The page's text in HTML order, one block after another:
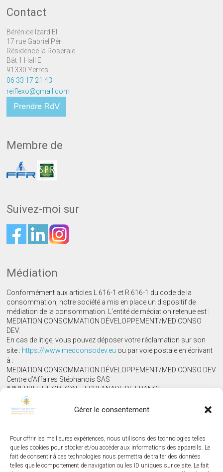
Gérer le consentement
Pour offrir les meilleures expériences, nous utilisons des technologies telles
que les cookies pour stocker et/ou accéder aux informations des appareils. Le
fait de consentir à ces technologies nous permettra de traiter des données
telles que le comportement de navigation ou les ID uniques sur ce site. Le fait
Contact
Bérénice Izard EI
17 rue Gabriel Péri
Résidence la Roseraie
Bât 1 Hall E
91330 Yerres
06 33 17 21 43
reiflexo@gmail.com
Membre de
Suivez-moi sur
Médiation
Conformément aux articles L.616-1 et R.616-1 du code de la
consommation, notre société a mis en place un dispositif de
médiation de la consommation. L’entité de médiation retenue est :
MEDIATION CONSOMMATION DÉVELOPPEMENT/MED CONSO
DEV.
En cas de litige, vous pouvez déposer votre réclamation sur son
site : https://www.medconsodev.eu ou par voie postale en écrivant
à :
MEDIATION CONSOMMATION DÉVELOPPEMENT/MED CONSO DEV
Centre d’Affaires Stéphanois SAS
IMMEUBLE L’HORIZON – ESPLANADE DE FRANCE
3, RUE J. CONSTANT MILLERET – 42000 SAINT-ÉTIENNE
Mentions légales
Politique de confidentialité